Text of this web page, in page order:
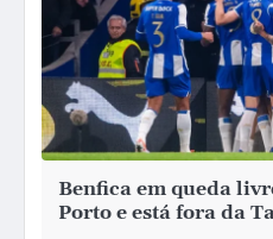
Benfica em queda
Porto e está fora da